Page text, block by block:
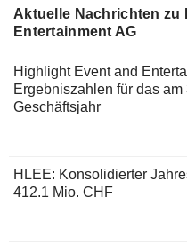
Aktuelle Nachrichten zu
Entertainment AG
Highlight Event and
Ergebniszahlen für das
Geschäftsjahr
HLEE: Konsolidierter
412.1 Mio. CHF